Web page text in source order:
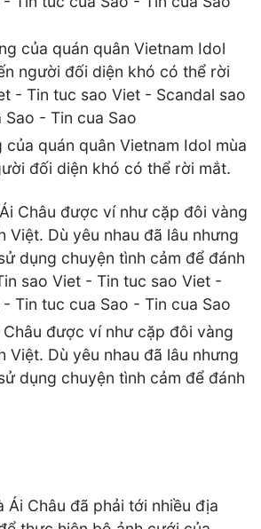
quán quân Vietnam Idol mùa
đối diện khó có thể rời mắt.
được ví như cặp đôi vàng
Việt. Dù yêu nhau đã lâu nhưng
dụng chuyện tình cảm để đánh